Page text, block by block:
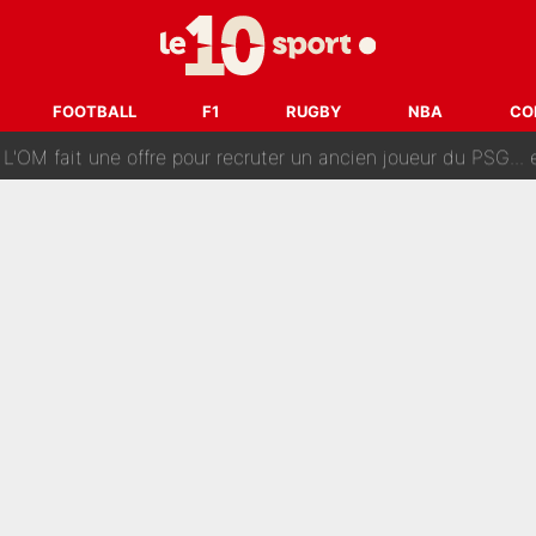
FOOTBALL F1 RUGBY NBA
annonce un premier problème pour Zinedine Zidane en
et va entrer dans une nouvelle dimension :
fait une offre pour recruter un ancien joueur du